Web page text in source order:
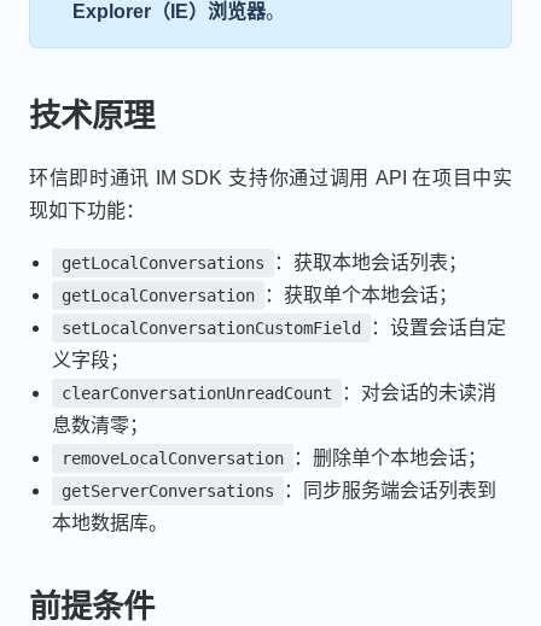
Explorer（IE）浏览器。
技术原理
环信即时通讯 IM SDK 支持你通过调用 API 在项目中实
现如下功能：
getLocalConversations ：获取本地会话列表；
getLocalConversation ：获取单个本地会话；
setLocalConversationCustomField
：设置会话自定
义字段；
clearConversationUnreadCount
：对会话的未读消
息数清零；
removeLocalConversation ：删除单个本地会话；
getServerConversations
：同步服务端会话列表到
本地数据库。
前提条件